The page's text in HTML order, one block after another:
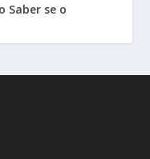
Saber se o